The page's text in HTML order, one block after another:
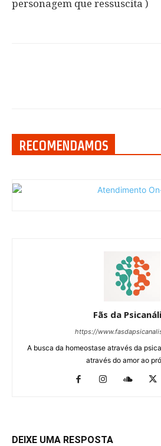
personagem que ressuscita )
RECOMENDAMOS
Fãs da
https://
A busca da homeostase através da
através do amor ao
DEIXE UMA RESPOSTA